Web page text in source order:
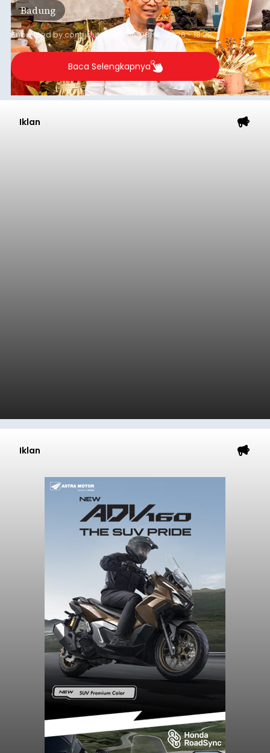
rata-rata penerimaan sebelumnya yang berkisar
Rp350 miliar hingga Rp400 miliar per bulan.
Badung
Submitted bycontributor Sun, 08/09/2026 - 18:22
Baca Selengkapnya
Iklan
Iklan